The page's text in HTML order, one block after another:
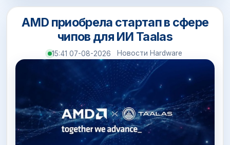
AMD приобрела стартап в сфере
чипов для ИИ Taalas
15:41 07-08-2026 Новости Hardware